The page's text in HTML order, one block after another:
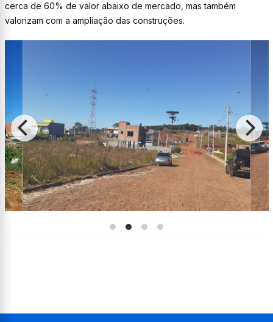
cerca de 60% de valor abaixo de mercado, mas também
valorizam com a ampliação das construções.